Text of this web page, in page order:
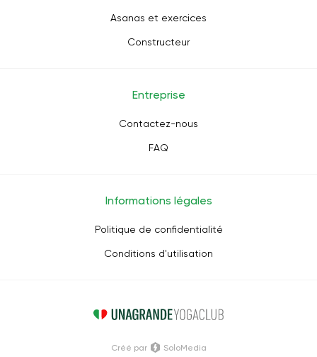
Asanas et exercices
Constructeur
Entreprise
Contactez-nous
FAQ
Informations légales
Politique de confidentialité
Conditions d'utilisation
Créé par SoloMedia